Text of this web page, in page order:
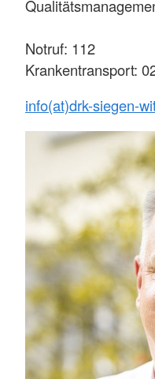
Notruf: 112
Krankentransport:
info(at)drk-siegen-